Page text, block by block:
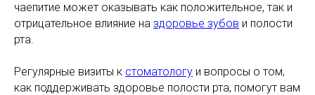
чаепитие может оказывать как положительное, так и
отрицательное влияние на здоровье зубов и полости
рта.
Регулярные визиты к стоматологу и вопросы о том,
как поддерживать здоровье полости рта, помогут вам